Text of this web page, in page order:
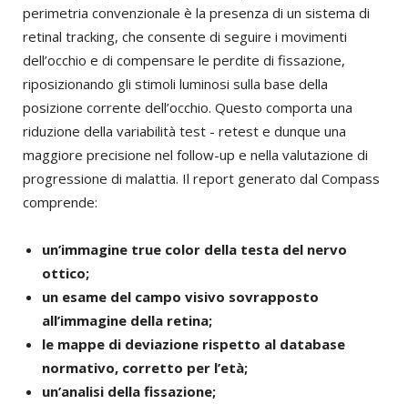
perimetria convenzionale è la presenza di un sistema di
retinal tracking, che consente di seguire i movimenti
dell’occhio e di compensare le perdite di fissazione,
riposizionando gli stimoli luminosi sulla base della
posizione corrente dell’occhio. Questo comporta una
riduzione della variabilità test - retest e dunque una
maggiore precisione nel follow-up e nella valutazione di
progressione di malattia. Il report generato dal Compass
comprende:
un’immagine true color della testa del nervo
ottico;
un esame del campo visivo sovrapposto
all’immagine della retina;
le mappe di deviazione rispetto al database
normativo, corretto per l’età;
un’analisi della fissazione;